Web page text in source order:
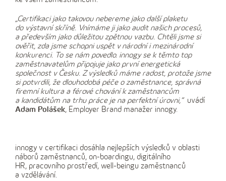
„Certifikaci jako takovou nebereme jako další plaketu
do výstavní skříně. Vnímáme ji jako audit našich procesů,
a především jako důležitou zpětnou vazbu. Chtěli jsme si
ověřit, zda jsme schopni uspět v národní i mezinárodní
konkurenci. To se nám povedlo. innogy se k těmto top
zaměstnavatelům připojuje jako první energetická
společnost v Česku. Z výsledků máme radost, protože jsme
si potvrdili, že dlouhodobá péče o zaměstnance, správná
firemní kultura a férové chování k zaměstnancům
a kandidátům na trhu práce je na perfektní úrovni,“uvádí
Adam Polášek, Employer Brand manažer innogy.
innogy v certifikaci dosáhla nejlepších výsledků v oblasti
náborů zaměstnanců, on-boardingu, digitálního
HR, pracovního prostředí, well-beingu zaměstnanců
a vzdělávání.